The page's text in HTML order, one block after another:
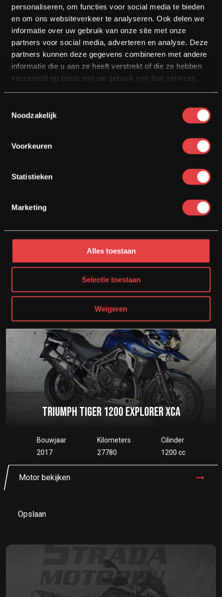
personaliseren, om functies voor social media te bieden
en om ons websiteverkeer te analyseren. Ook delen we
informatie over uw gebruik van onze site met onze
partners voor social media, adverteren en analyse. Deze
partners kunnen deze gegevens combineren met andere
informatie die u aan ze heeft verstrekt of die ze hebben
verzameld op basis van uw gebruik van hun services.
Noodzakelijk
Voorkeuren
Statistieken
Marketing
Alles toestaan
Selectie toestaan
Weigeren
Motor bekijken
Opslaan
2023
4009
890cc
TRIUMPH TIGER 1200 EXPLORER XCA
Bouwjaar
2017
Kilometers
27780
Cilinder
1200 cc
Motor bekijken
€
Opslaan